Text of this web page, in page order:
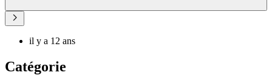
il y a 12 ans
Catégorie